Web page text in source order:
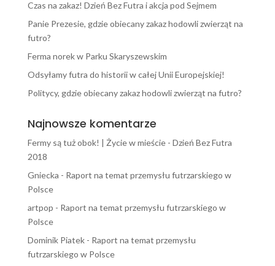
Czas na zakaz! Dzień Bez Futra i akcja pod Sejmem
Panie Prezesie, gdzie obiecany zakaz hodowli zwierząt na
futro?
Ferma norek w Parku Skaryszewskim
Odsyłamy futra do historii w całej Unii Europejskiej!
Politycy, gdzie obiecany zakaz hodowli zwierząt na futro?
Najnowsze komentarze
Fermy są tuż obok! | Życie w mieście- Dzień Bez Futra
2018
Gniecka - Raport na temat przemysłu futrzarskiego w
Polsce
artpop - Raport na temat przemysłu futrzarskiego w
Polsce
Dominik Piatek- Raport na temat przemysłu
futrzarskiego w Polsce